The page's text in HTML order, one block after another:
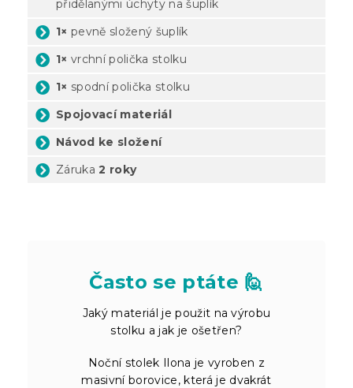
přidělanými úchyty na šuplík
1× pevně složený šuplík
1× vrchní polička stolku
1× spodní polička stolku
Spojovací materiál
Návod ke složení
Záruka2 roky
Často se ptáte 🙋
Jaký materiál je použit na výrobu
stolku a jak je ošetřen?
Noční stolek Ilona je vyroben z
masivní borovice, která je dvakrát